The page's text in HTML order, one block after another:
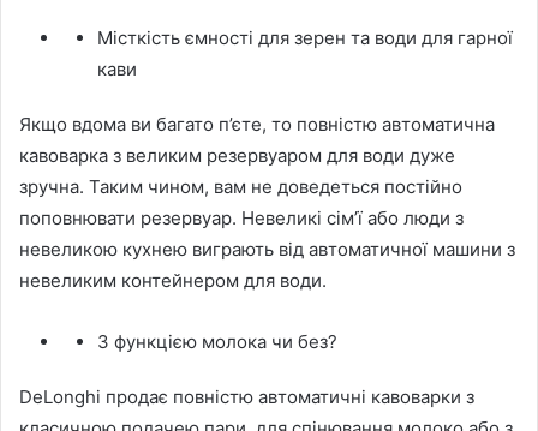
Місткість ємності для зерен та води для гарної
кави
Якщо вдома ви багато п’єте, то повністю автоматична
кавоварка з великим резервуаром для води дуже
зручна. Таким чином, вам не доведеться постійно
поповнювати резервуар. Невеликі сім’ї або люди з
невеликою кухнею виграють від автоматичної машини з
невеликим контейнером для води.
З функцією молока чи без?
DeLonghi продає повністю автоматичні кавоварки з